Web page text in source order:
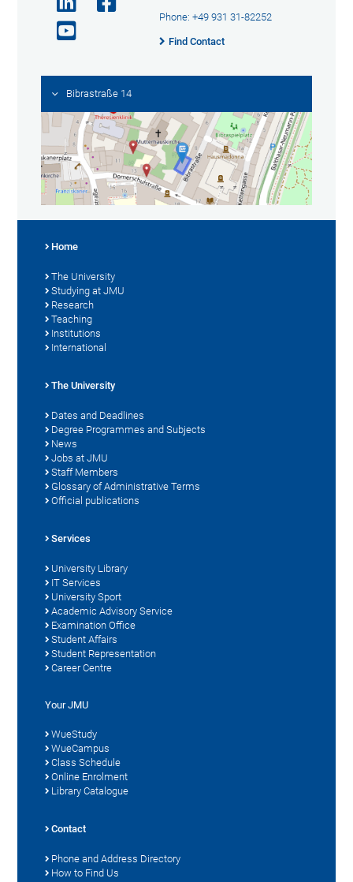
Phone: +49 931 31-82252
Find Contact
Bibrastraße 14
Home
The University
Studying at JMU
Research
Teaching
Institutions
International
The University
Dates and Deadlines
Degree Programmes and Subjects
News
Jobs at JMU
Staff Members
Glossary of Administrative Terms
Official publications
Services
University Library
IT Services
University Sport
Academic Advisory Service
Examination Office
Student Affairs
Student Representation
Career Centre
Your JMU
WueStudy
WueCampus
Class Schedule
Online Enrolment
Library Catalogue
Contact
Phone and Address Directory
How to Find Us